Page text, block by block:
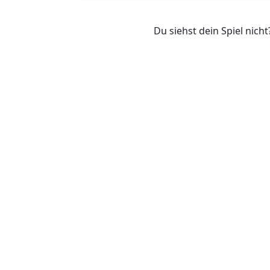
Du siehst dein Spiel